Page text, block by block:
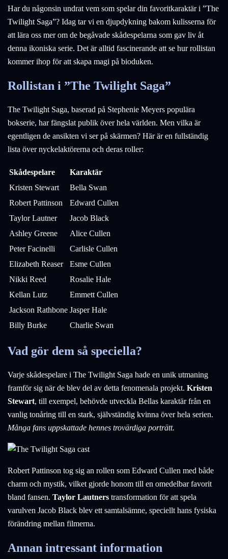
Har du någonsin undrat vem som spelar din favoritkaraktär i ”The
Twilight Saga”? Idag tar vi en djupdykning bakom kulisserna för
att lära oss mer om de begåvade skådespelarna som gav liv åt
denna ikoniska serie. Det är alltid fascinerande att se hur rollistan
kommer ihop för att skapa magi på bioduken.
Rollistan i ”The Twilight Saga”
The Twilight Saga, baserad på Stephenie Meyers populära
bokserie, har fängslat publik över hela världen. Men vilka är
egentligen de ansikten vi ser på skärmen? Här är en fullständig
lista över nyckelaktörerna och deras roller:
Skådespelare
Karaktär
Kristen Stewart
Bella Swan
Robert Pattinson
Edward Cullen
Taylor Lautner
Jacob Black
Ashley Greene
Alice Cullen
Peter Facinelli
Carlisle Cullen
Elizabeth Reaser
Esme Cullen
Nikki Reed
Rosalie Hale
Kellan Lutz
Emmett Cullen
Jackson Rathbone Jasper Hale
Billy Burke
Charlie Swan
Vad gör dem så speciella?
Varje skådespelare i The Twilight Saga hade en unik utmaning
framför sig när de blev del av detta fenomenala projekt. Kristen
Stewart, till exempel, behövde utveckla Bellas karaktär från en
vanlig tonåring till en stark, självständig kvinna över hela serien.
Många fans uppskattade hennes trovärdiga porträtt.
Robert Pattinson tog sig an rollen som Edward Cullen med både
charm och mystik, vilket gjorde honom till en omedelbar favorit
bland fansen. Taylor Lautners transformation för att spela
varulven Jacob Black blev ett samtalsämne, speciellt hans fysiska
förändring mellan filmerna.
Annan intressant information